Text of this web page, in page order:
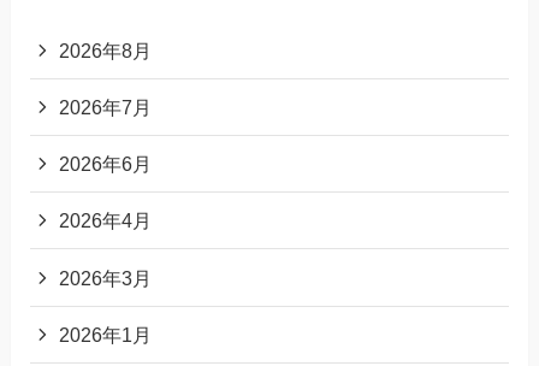
2026年8月
2026年7月
2026年6月
2026年4月
2026年3月
2026年1月